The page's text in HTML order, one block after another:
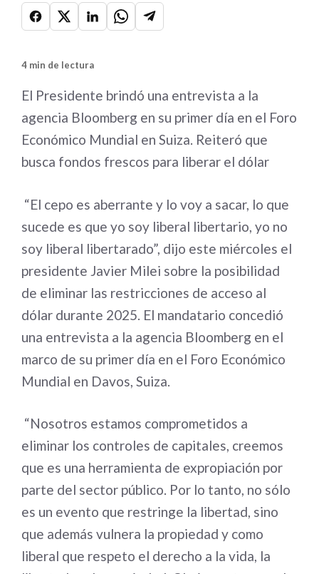
4 min de lectura
El Presidente brindó una entrevista a la
agencia Bloomberg en su primer día en el Foro
Económico Mundial en Suiza. Reiteró que
busca fondos frescos para liberar el dólar
“El cepo es aberrante y lo voy a sacar, lo que
sucede es que yo soy liberal libertario, yo no
soy liberal libertarado”, dijo este miércoles el
presidente Javier Milei sobre la posibilidad
de eliminar las restricciones de acceso al
dólar durante 2025. El mandatario concedió
una entrevista a la agencia Bloomberg en el
marco de su primer día en el Foro Económico
Mundial en Davos, Suiza.
“Nosotros estamos comprometidos a
eliminar los controles de capitales, creemos
que es una herramienta de expropiación por
parte del sector público. Por lo tanto, no sólo
es un evento que restringe la libertad, sino
que además vulnera la propiedad y como
liberal que respeto el derecho a la vida, la